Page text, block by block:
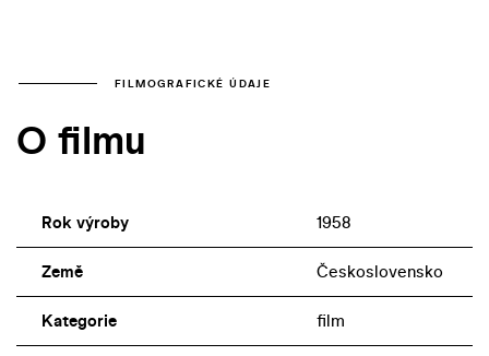
FILMOGRAFICKÉ ÚDAJE
O filmu
Rok výroby 1958
Země Československo
Kategorie film